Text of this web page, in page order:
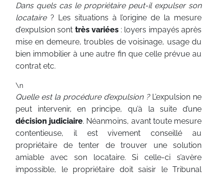
Dans quels cas le propriétaire peut-il expulser son
locataire? Les situations à l’origine de la mesure
d’expulsion sont très variées: loyers impayés après
mise en demeure, troubles de voisinage, usage du
bien immobilier à une autre fin que celle prévue au
contrat etc.
\n
Quelle est la procédure d’expulsion ? L’expulsion ne
peut intervenir, en principe, qu’à la suite d’une
décision judiciaire. Néanmoins, avant toute mesure
contentieuse, il est vivement conseillé au
propriétaire de tenter de trouver une solution
amiable avec son locataire. Si celle-ci s’avère
impossible, le propriétaire doit saisir le Tribunal